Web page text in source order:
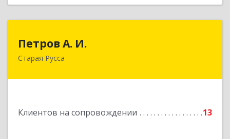
Петров А. И.
Старая Русса
Клиентов на сопровождении 13